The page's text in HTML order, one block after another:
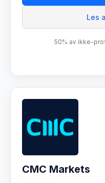
Les
50% av ikke-
CMC Markets